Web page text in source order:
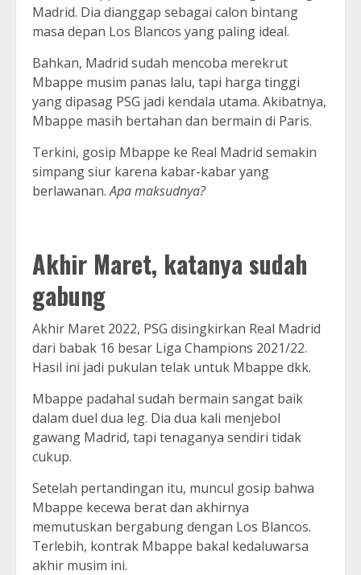
Madrid. Dia dianggap sebagai calon bintang
masa depan Los Blancos yang paling ideal.
Bahkan, Madrid sudah mencoba merekrut
Mbappe musim panas lalu, tapi harga tinggi
yang dipasag PSG jadi kendala utama. Akibatnya,
Mbappe masih bertahan dan bermain di Paris.
Terkini, gosip Mbappe ke Real Madrid semakin
simpang siur karena kabar-kabar yang
berlawanan.Apa maksudnya?
Akhir Maret, katanya sudah
gabung
Akhir Maret 2022, PSG disingkirkan Real Madrid
dari babak 16 besar Liga Champions 2021/22.
Hasil ini jadi pukulan telak untuk Mbappe dkk.
Mbappe padahal sudah bermain sangat baik
dalam duel dua leg. Dia dua kali menjebol
gawang Madrid, tapi tenaganya sendiri tidak
cukup.
Setelah pertandingan itu, muncul gosip bahwa
Mbappe kecewa berat dan akhirnya
memutuskan bergabung dengan Los Blancos.
Terlebih, kontrak Mbappe bakal kedaluwarsa
akhir musim ini.